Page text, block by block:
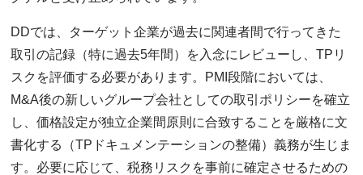
DDでは、ターゲット企業が過去に関連者間で行ってきた
取引の記録（特に過去5年間）を入念にレビューし、TPリ
スクを評価する必要があります。PMI段階においては、
M&A後の新しいグループ会社としての取引ポリシーを確立
し、価格設定が独立企業間原則に合致することを厳格に文
書化する（TPドキュメンテーションの整備）義務が生じま
す。必要に応じて、税務リスクを事前に確定させるための